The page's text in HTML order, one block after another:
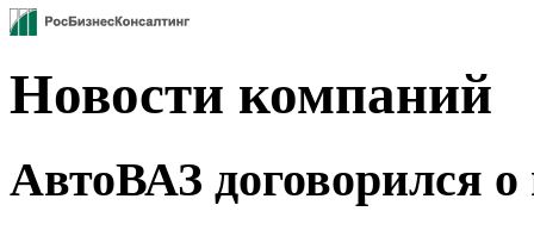
Новости компаний
АвтоВАЗ договорился